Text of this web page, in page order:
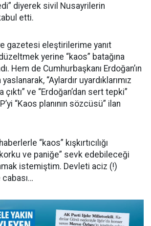
diyerek sivil Nusayrilerin
etti.
gazetesi eleştirilerime yanıt
yerine “kaos” batağına
Hem de Cumhurbaşkanı Erdoğan’ın
“Aylardır uyardıklarımız
çıktı” ve “Erdoğan’dan sert tepki”
“Kaos planının sözcüsü” ilan
“kaos” kışkırtıcılığı
korku ve paniğe” sevk edebileceği
istemiştim. Devleti aciz (!)